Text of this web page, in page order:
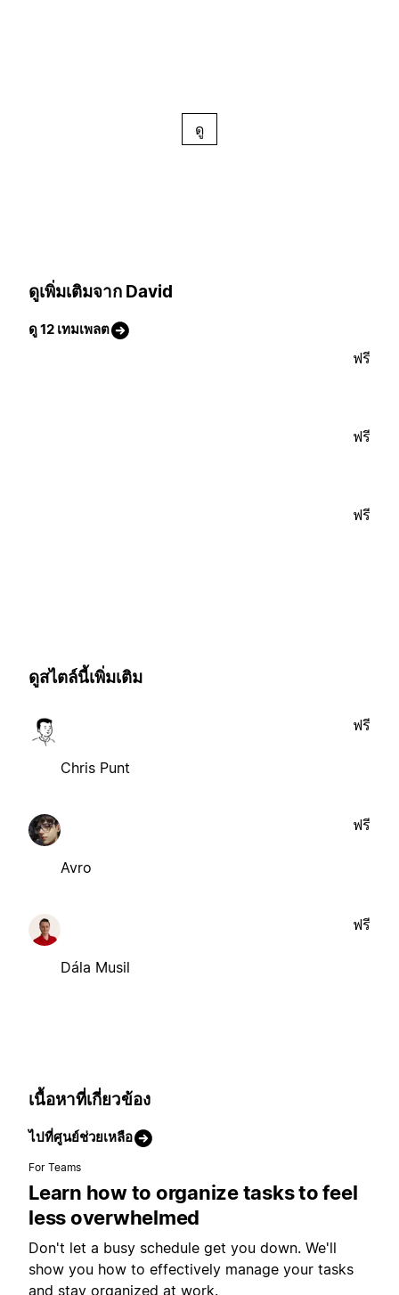
ดู
ดูเพิ่มเติมจาก David
ดู 12 เทมเพลต
ฟรี
ฟรี
ฟรี
ดูสไตล์นี้เพิ่มเติม
Chris Punt
ฟรี
Avro
ฟรี
Dála Musil
ฟรี
เนื้อหาที่เกี่ยวข้อง
ไปที่ศูนย์ช่วยเหลือ
For Teams
Learn how to organize tasks to feel
less overwhelmed
Don't let a busy schedule get you down. We'll
show you how to effectively manage your tasks
and stay organized at work.